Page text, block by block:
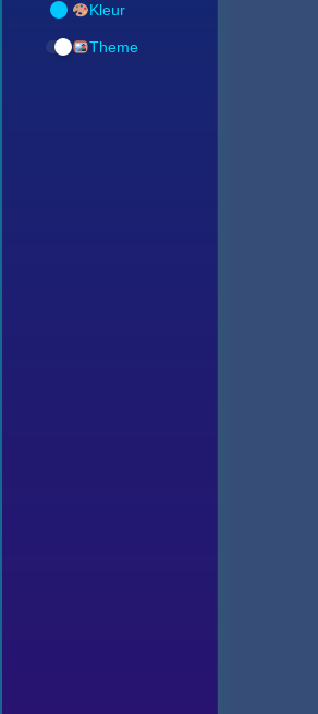
Kleur
Theme